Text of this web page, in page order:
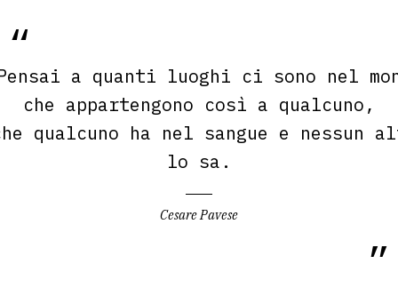
a quanti luoghi ci sono nel
che appartengono così a qualcuno,
qualcuno ha nel sangue e nessun
lo sa.
Cesare Pavese